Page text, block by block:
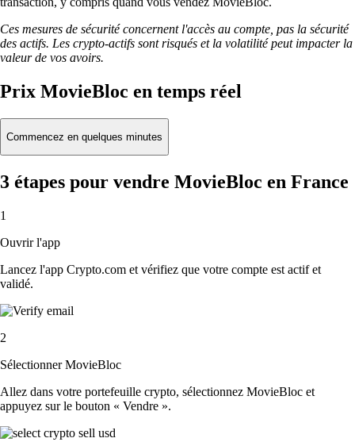
Ces mesures de sécurité concernent l'accès au compte, pas la sécurité
des actifs. Les crypto-actifs sont risqués et la volatilité peut impacter la
valeur de vos avoirs.
Prix MovieBloc en temps réel
Commencez en quelques minutes
3 étapes pour vendre MovieBloc en France
1
Ouvrir l'app
Lancez l'app Crypto.com et vérifiez que votre compte est actif et
validé.
2
Sélectionner MovieBloc
Allez dans votre portefeuille crypto, sélectionnez MovieBloc et
appuyez sur le bouton « Vendre ».